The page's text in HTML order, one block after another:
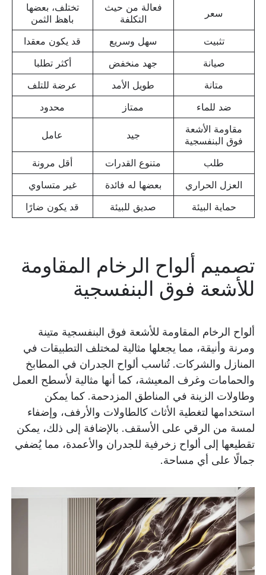
سعر
فعالة من حيث
التكلفة
تختلف، بعضها
باهظ الثمن
تثبيت
سهل وسريع
قد يكون معقدا
صيانة
جهد منخفض
أكثر تطلبا
متانة
طويل الأمد
عرضة للتلف
ضد للماء
ممتاز
محدود
مقاومة الأشعة
فوق البنفسجية
جيد عامل
طلب متنوع القدرات
أقل مرونة
العزل الحراري
بعضها له فائدة
غير متساوي
حماية البيئة
صديق للبيئة قد يكون ضارًا
تصميم ألواح الرخام المقاومة
للأشعة فوق البنفسجية
ألواح الرخام المقاومة للأشعة فوق البنفسجية متينة
ومرنة وأنيقة، مما يجعلها مثالية لمختلف التطبيقات في
المنازل والشركات. تُناسب ألواح الجدران في المطابخ
والحمامات وغرف المعيشة، كما أنها مثالية لأسطح العمل
وطاولات الزينة في المناطق المزدحمة. كما يمكن
استخدامها لتغطية الأثاث كالطاولات والأرفف، وإضفاء
لمسة من الرقي على الأسقف. بالإضافة إلى ذلك، يمكن
تقطيعها إلى ألواح زخرفية للجدران والأعمدة، مما يُضفي
جمالًا على أي مساحة.